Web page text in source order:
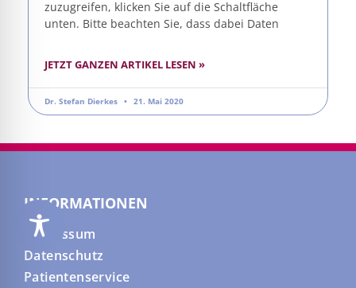
zuzugreifen, klicken Sie auf die Schaltfläche
unten. Bitte beachten Sie, dass dabei Daten
JETZT GANZEN ARTIKEL LESEN »
Dr. Stefan Dierkes 21. Mai 2020
INFORMATIONEN
Impressum
Datenschutz
Patientenservice